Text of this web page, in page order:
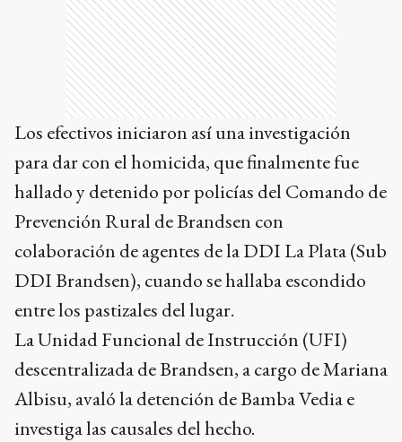
Los efectivos iniciaron así una investigación
para dar con el homicida, que finalmente fue
hallado y detenido por policías del Comando de
Prevención Rural de Brandsen con
colaboración de agentes de la DDI La Plata (Sub
DDI Brandsen), cuando se hallaba escondido
entre los pastizales del lugar.
La Unidad Funcional de Instrucción (UFI)
descentralizada de Brandsen, a cargo de Mariana
Albisu, avaló la detención de Bamba Vedia e
investiga las causales del hecho.